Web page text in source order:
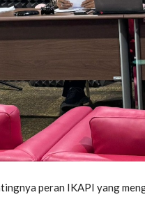
peran IKAPI yang